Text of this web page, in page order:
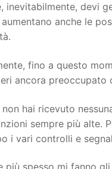
inevitabilmente, devi
anche le
fino a questo
eri ancora
hai ricevuto
sempre più alte.
i vari controlli e